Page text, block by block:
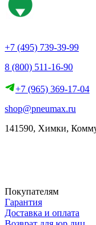
+7 (495) 739-39-99
8 (800) 511-16-90
+7 (965) 369-17-04
shop@pneumax.ru
141590, Химки,
Покупателям
Гарантия
Доставка и оплата